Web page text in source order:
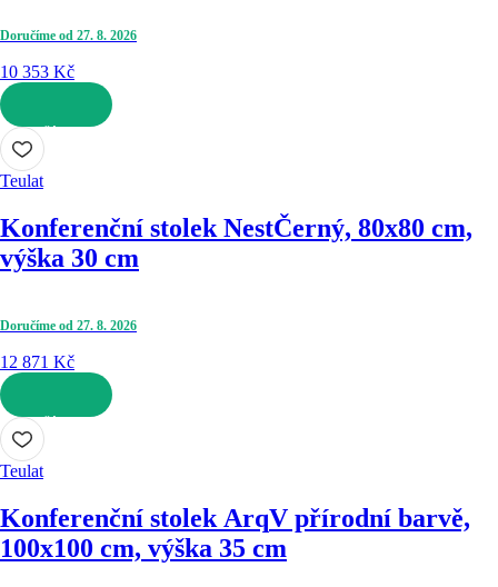
Doručíme od 27. 8. 2026
10 353 Kč
DO KOŠÍKU
Teulat
Konferenční stolek NestČerný, 80x80 cm,
výška 30 cm
Doručíme od 27. 8. 2026
12 871 Kč
DO KOŠÍKU
Teulat
Konferenční stolek ArqV přírodní barvě,
100x100 cm, výška 35 cm